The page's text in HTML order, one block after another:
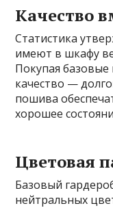
Качество
Статистика
имеют в шкафу
Покупая
качество —
пошива
хорошее
Цветовая
Базовый
нейтральных